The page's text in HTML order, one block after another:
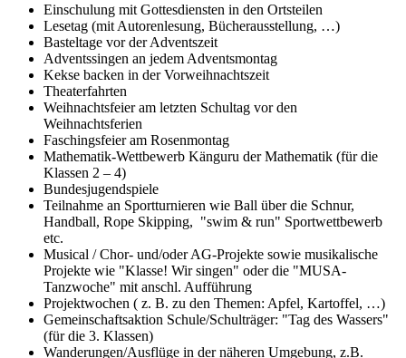
Einschulung mit Gottesdiensten in den Ortsteilen
Lesetag (mit Autorenlesung, Bücherausstellung, …)
Basteltage vor der Adventszeit
Adventssingen an jedem Adventsmontag
Kekse backen in der Vorweihnachtszeit
Theaterfahrten
Weihnachtsfeier am letzten Schultag vor den
Weihnachtsferien
Faschingsfeier am Rosenmontag
Mathematik-Wettbewerb Känguru der Mathematik (für die
Klassen 2 – 4)
Bundesjugendspiele
Teilnahme an Sportturnieren wie Ball über die Schnur,
Handball, Rope Skipping, "swim & run" Sportwettbewerb
etc.
Musical / Chor- und/oder AG-Projekte sowie musikalische
Projekte wie "Klasse! Wir singen" oder die "MUSA-
Tanzwoche" mit anschl. Aufführung
Projektwochen ( z. B. zu den Themen: Apfel, Kartoffel, …)
Gemeinschaftsaktion Schule/Schulträger: "Tag des Wassers"
(für die 3. Klassen)
Wanderungen/Ausflüge in der näheren Umgebung, z.B.